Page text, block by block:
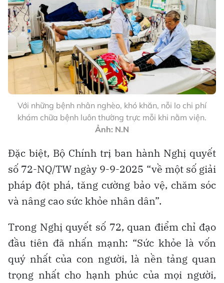
Với những bệnh nhân nghèo, khó khăn, nỗi lo chi phí
khám chữa bệnh luôn thường trực mỗi khi nằm viện.
Ảnh: N.N
Đặc biệt, Bộ Chính trị ban hành Nghị quyết
số 72-NQ/TW ngày 9-9-2025 “về một số giải
pháp đột phá, tăng cường bảo vệ, chăm sóc
và nâng cao sức khỏe nhân dân”.
Trong Nghị quyết số 72, quan điểm chỉ đạo
đầu tiên đã nhấn mạnh: “Sức khỏe là vốn
quý nhất của con người, là nền tảng quan
trọng nhất cho hạnh phúc của mọi người,